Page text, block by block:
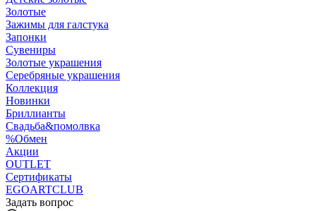
Золотые
Зажимы для галстука
Запонки
Сувениры
Золотые украшения
Серебряные украшения
Коллекция
Новинки
Бриллианты
Свадьба&помолвка
%Обмен
Акции
OUTLET
Сертификаты
EGOARTCLUB
Задать вопрос